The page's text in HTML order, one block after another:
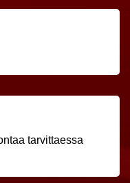
tarvittaessa